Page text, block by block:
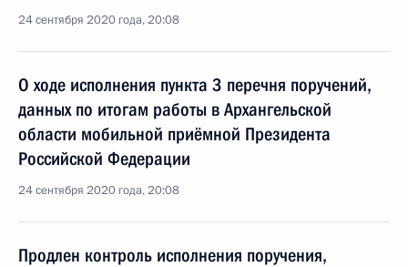
24 сентября 2020 года, 20:08
О ходе исполнения пункта 3 перечня поручений,
данных по итогам работы в Архангельской
области мобильной приёмной Президента
Российской Федерации
24 сентября 2020 года, 20:08
Продлен контроль исполнения поручения,